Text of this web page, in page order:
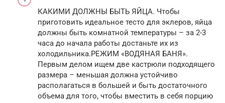
КАКИМИ ДОЛЖНЫ БЫТЬ ЯЙЦА. Чтобы
приготовить идеальное тесто для эклеров, яйца
должны быть комнатной температуры – за 2-3
часа до начала работы достаньте их из
холодильника.РЕЖИМ «ВОДЯНАЯ БАНЯ».
Первым делом ищем две кастрюли подходящего
размера – меньшая должна устойчиво
располагаться в большей и быть достаточного
объема для того, чтобы вместить в себя порцию